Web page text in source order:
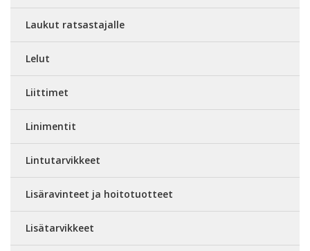
Laukut ratsastajalle
Lelut
Liittimet
Linimentit
Lintutarvikkeet
Lisäravinteet ja hoitotuotteet
Lisätarvikkeet